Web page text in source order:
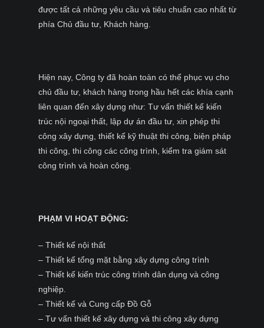
được tất cả những yêu cầu và tiêu chuẩn cao nhất từ
phía Chủ đầu tư, Khách hàng.
Hiện nay, Công ty đã hoàn toàn có thể phục vụ cho
chủ đầu tư, khách hàng trong hầu hết các khía cạnh
liên quan đến xây dựng như: Tư vấn thiết kế kiến
trúc nội ngoại thất, lập dự án đầu tư, xin phép thi
công xây dựng, thiết kế kỹ thuật thi công, biện pháp
thi công, thi công các công trình, kiểm tra giám sát
công trình và hoàn công.
PHẠM VI HOẠT ĐỘNG:
– Thiết kế nội thất
– Thiết kế tổng mặt bằng xây dựng công trình
– Thiết kế kiến trúc công trình dân dụng và công
nghiệp.
– Thiết kế và Cung cấp Đồ Gỗ
– Tư vấn thiết kế xây dựng và thi công xây dựng